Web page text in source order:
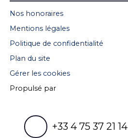
Nos honoraires
Mentions légales
Politique de confidentialité
Plan du site
Gérer les cookies
Propulsé par
+33 4 75 37 21 14